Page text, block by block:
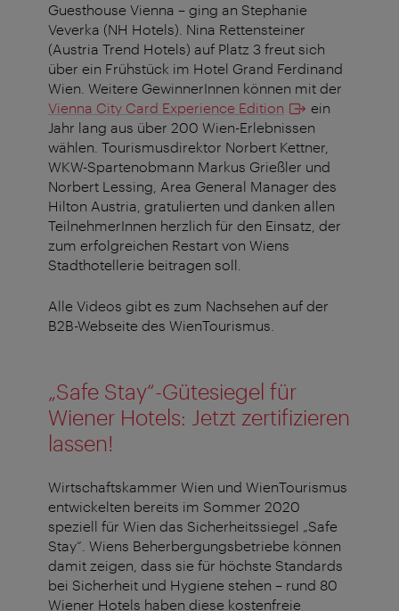
Guesthouse Vienna – ging an Stephanie
Veverka (NH Hotels). Nina Rettensteiner
(Austria Trend Hotels) auf Platz 3 freut sich
über ein Frühstück im Hotel Grand Ferdinand
Wien. Weitere GewinnerInnen können mit der
Vienna City Card Experience Edition
ein
Jahr lang aus über 200 Wien-Erlebnissen
wählen. Tourismusdirektor Norbert Kettner,
WKW-Spartenobmann Markus Grießler und
Norbert Lessing, Area General Manager des
Hilton Austria, gratulierten und danken allen
TeilnehmerInnen herzlich für den Einsatz, der
zum erfolgreichen Restart von Wiens
Stadthotellerie beitragen soll.
Alle Videos gibt es zum Nachsehen auf der
B2B-Webseite des WienTourismus.
„Safe Stay“-Gütesiegel für
Wiener Hotels: Jetzt zertifizieren
lassen!
Wirtschaftskammer Wien und WienTourismus
entwickelten bereits im Sommer 2020
speziell für Wien das Sicherheitssiegel „Safe
Stay“. Wiens Beherbergungsbetriebe können
damit zeigen, dass sie für höchste Standards
bei Sicherheit und Hygiene stehen – rund 80
Wiener Hotels haben diese kostenfreie